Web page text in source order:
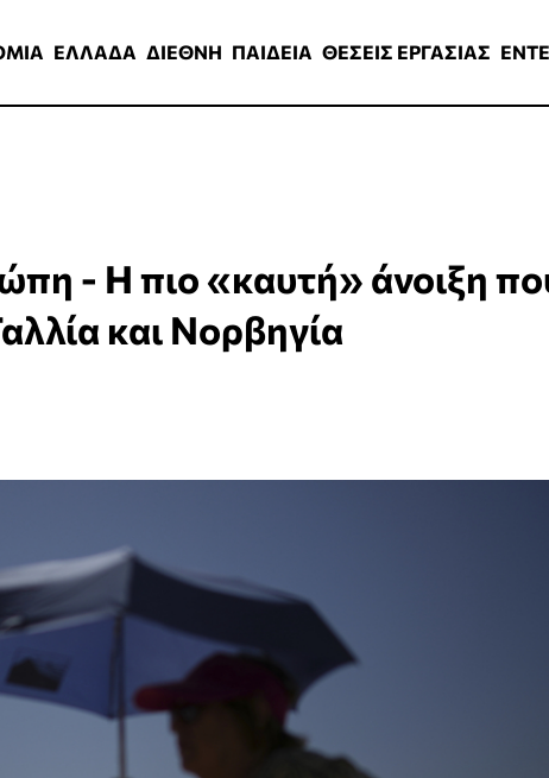
ΕΛΛΑΔΑ ΔΙΕΘΝΗ ΠΑΙΔΕΙΑ ΘΕΣΕΙΣ ΕΡΓΑΣΙΑΣ
- Η πιο «καυτή» άνοιξη
και Νορβηγία